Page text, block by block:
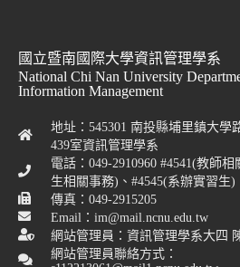
國立暨南國際大學資訊管理學系
National Chi Nan University
Information Management
地址：545301 南投縣埔里鎮大學
439室資訊管理學系
電話：049-2910960 #4541(教師
生相關事務)、#4545(系辦實習生)
傳真：049-2915205
Email：im@mail.ncnu.edu.tw
網站管理員：資訊管理學系大四
網站管理員聯絡方式：